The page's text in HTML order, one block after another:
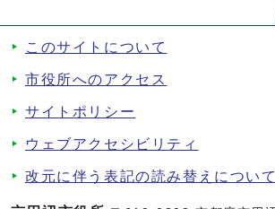
このサイトについて
市役所へのアクセス
サイトポリシー
ウェブアクセシビリティ
改元に伴う表記の読み替えについて